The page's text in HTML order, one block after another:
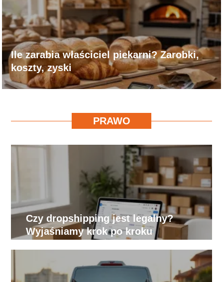
Ile zarabia właściciel piekarni? Zarobki,
koszty, zyski
PRAWO
Czy dropshipping jest legalny?
Wyjaśniamy krok po kroku